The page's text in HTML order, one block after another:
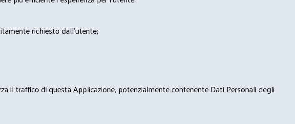
richiesto dall'utente;
il traffico di questa Applicazione, potenzialmente contenente Dati Personali degli